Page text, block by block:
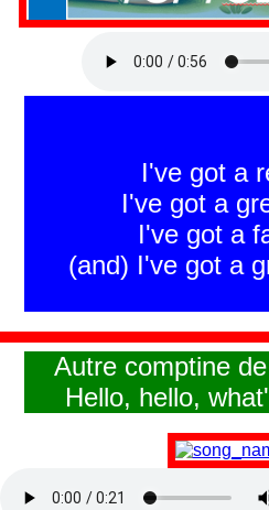
I've got a
I've got a
I've got a
(and) I've got a
Autre comptine
Hello, hello,